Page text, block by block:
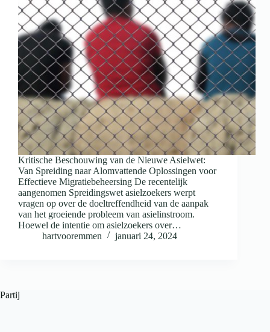
Kritische Beschouwing van de Nieuwe Asielwet:
Van Spreiding naar Alomvattende Oplossingen voor
Effectieve Migratiebeheersing De recentelijk
aangenomen Spreidingswet asielzoekers werpt
vragen op over de doeltreffendheid van de aanpak
van het groeiende probleem van asielinstroom.
Hoewel de intentie om asielzoekers over…
hartvooremmen
januari 24, 2024
Partij